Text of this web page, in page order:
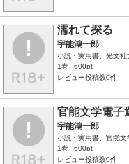
濡れて探る
宇能鴻一郎
小説・実用書、光文社
1巻
600pt
レビュー投稿数0件
官能文学電子
宇能鴻一郎
小説・実用書、官能文
1巻
600pt
レビュー投稿数0件